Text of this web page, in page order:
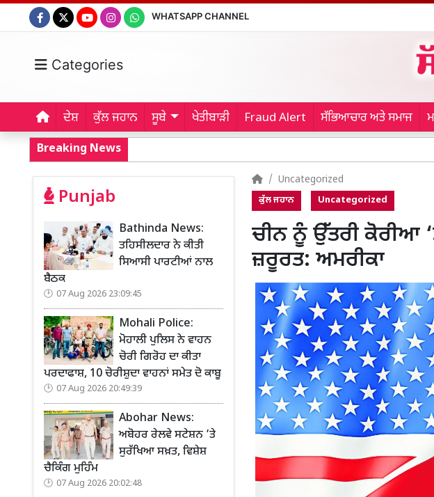
WHATSAPP CHANNEL
Categories
ਦੇਸ਼ ਕੁੱਲ ਜਹਾਨ ਸੂਬੇ ਖੇਤੀਬਾੜੀ Fraud Alert ਸੱਭਿਆਚਾਰ ਅਤੇ ਸਮਾਜ
Breaking News
Punjab
Bathinda News:
ਤਹਿਸੀਲਦਾਰ ਨੇ ਕੀਤੀ
ਸਿਆਸੀ ਪਾਰਟੀਆਂ ਨਾਲ
ਬੈਠਕ
07 Aug 2026 23:09:45
Mohali Police:
ਮੋਹਾਲੀ ਪੁਲਿਸ ਨੇ ਵਾਹਨ
ਚੋਰੀ ਗਿਰੋਹ ਦਾ ਕੀਤਾ
ਪਰਦਾਫਾਸ਼, 10 ਚੋਰੀਸ਼ੁਦਾ ਵਾਹਨਾਂ ਸਮੇਤ ਦੋ ਕਾਬੂ
07 Aug 2026 20:49:39
Abohar News:
ਅਬੋਹਰ ਰੇਲਵੇ ਸਟੇਸ਼ਨ ’ਤੇ
ਸੁਰੱਖਿਆ ਸਖ਼ਤ, ਵਿਸ਼ੇਸ਼
ਚੈਕਿੰਗ ਮੁਹਿੰਮ
07 Aug 2026 20:02:48
Uncategorized
ਕੁੱਲ ਜਹਾਨ Uncategorized
ਚੀਨ ਨੂੰ ਉੱਤਰੀ ਕੋਰੀਆ
ਜ਼ਰੂਰਤ: ਅਮਰੀਕਾ